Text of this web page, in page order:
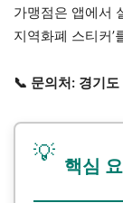
가맹점은 앱에서
지역화폐 스티커’
📞 문의처: 경기
💡 핵심